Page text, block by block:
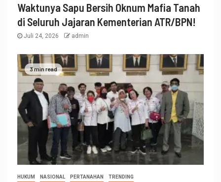
Waktunya Sapu Bersih Oknum Mafia Tanah
di Seluruh Jajaran Kementerian ATR/BPN!
Juli 24, 2026 admin
3 min read
HUKUM NASIONAL PERTANAHAN TRENDING